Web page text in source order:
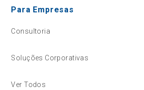
Para Empresas
Consultoria
Soluções Corporativas
Ver Todos